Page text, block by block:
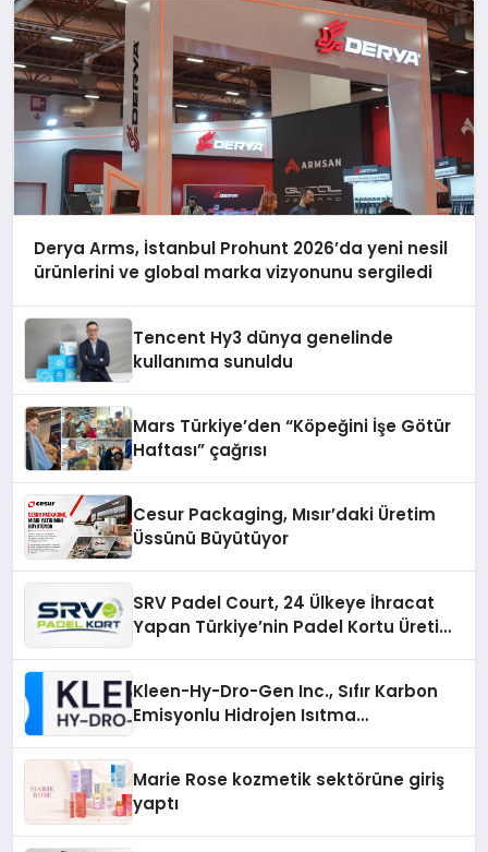
Derya Arms, İstanbul Prohunt 2026’da yeni nesil
ürünlerini ve global marka vizyonunu sergiledi
Tencent Hy3 dünya genelinde
kullanıma sunuldu
Mars Türkiye’den “Köpeğini İşe Götür
Haftası” çağrısı
Cesur Packaging, Mısır’daki Üretim
Üssünü Büyütüyor
SRV Padel Court, 24 Ülkeye İhracat
Yapan Türkiye’nin Padel Kortu Üretim
Kleen-Hy-Dro-Gen Inc., Sıfır Karbon
Emisyonlu Hidrojen Isıtma
Marie Rose kozmetik sektörüne giriş
yaptı